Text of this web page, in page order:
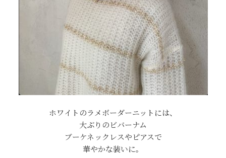
ホワイトのラメボーダーニットには、
大ぶりのビバーナム
ブーケネックレスやピアスで
華やかな装いに。